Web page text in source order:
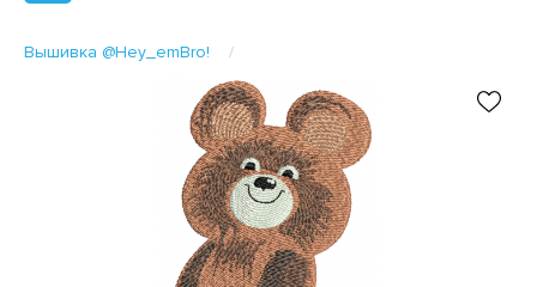
Вышивка @Hey_emBro!